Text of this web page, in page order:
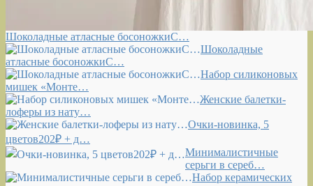
Шоколадные атласные босоножкиС…
Шоколадные
атласные босоножкиС…
Набор силиконовых
мишек «Монте…
Женские балетки-
лоферы из нату…
Очки-новинка, 5
цветов202₽ + д…
Минималистичные
серьги в сереб…
Набор керамических